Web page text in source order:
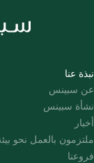
نبذة عنا
عن سبينس
نشأة سبينس
أخبار
ملتزمون بالعمل نحو
فروعنا